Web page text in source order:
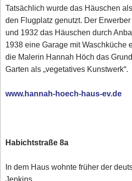
Tatsächlich wurde das Häuschen
den Flugplatz genutzt. Der
und 1932 das Häuschen durch
1938 eine Garage mit Waschküche
die Malerin Hannah Höch das
Garten als „vegetatives Kunstwerk“.
www.hannah-hoech-haus-ev.de
Habichtstraße 8a
In dem Haus wohnte früher der